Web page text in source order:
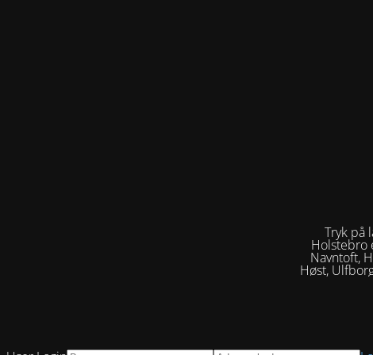
Tryk på
Holstebro
Navntoft,
Høst,